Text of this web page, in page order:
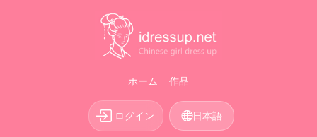
ホーム 作品
ログイン 日本語